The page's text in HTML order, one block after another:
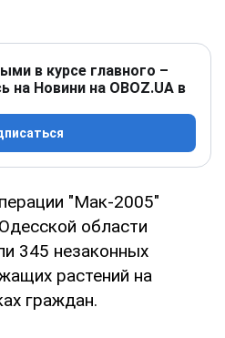
в курсе главного –
на Новини на OBOZ.UA в
"Мак-2005"
области
345 незаконных
растений на
граждан.